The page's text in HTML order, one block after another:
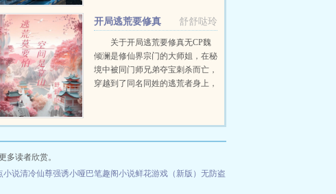
舒舒哒玲
开局逃荒要修真
关于开局逃荒要修真无CP魏
倾澜是修仙界宗门的大师姐，在秘
境中被同门师兄弟夺宝刺杀而亡，
穿越到了同名同姓的逃荒者身上，
进活人的空间，利用空间默默的帮
多读者欣赏。
小说清冷仙尊强诱小哑巴笔趣阁小说鲜花游戏（新版）无防盗